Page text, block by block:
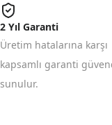
2 Yıl Garanti
Üretim hatalarına karşı
kapsamlı garanti
sunulur.